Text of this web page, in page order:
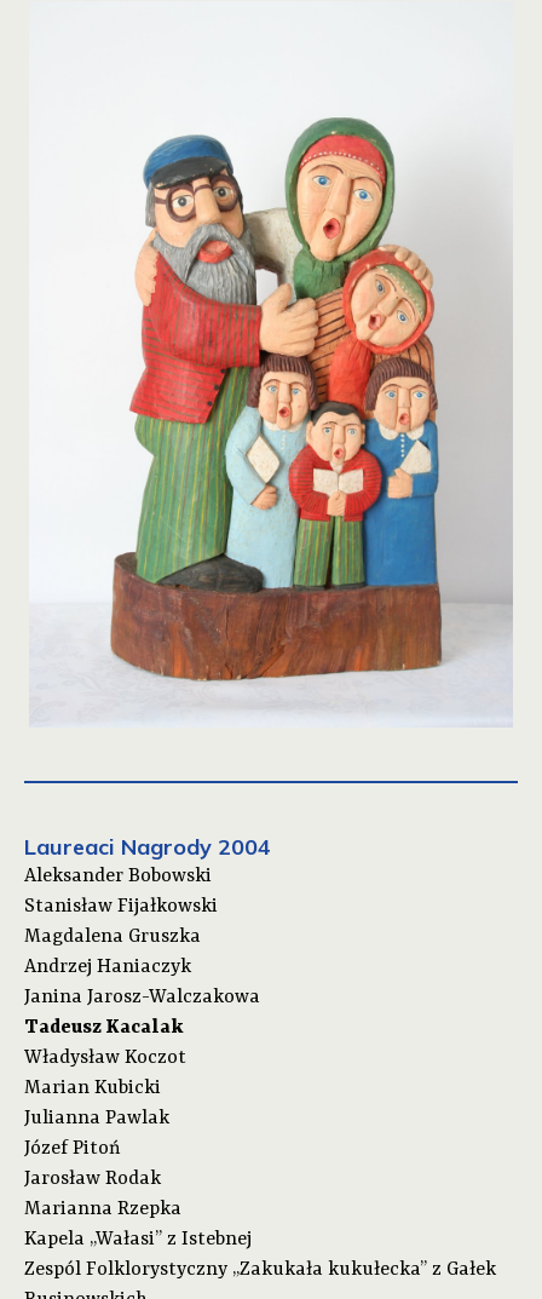
Laureaci Nagrody 2004
Aleksander Bobowski
Stanisław Fijałkowski
Magdalena Gruszka
Andrzej Haniaczyk
Janina Jarosz-Walczakowa
Tadeusz Kacalak
Władysław Koczot
Marian Kubicki
Julianna Pawlak
Józef Pitoń
Jarosław Rodak
Marianna Rzepka
Kapela „Wałasi” z Istebnej
Zespól Folklorystyczny „Zakukała kukułecka” z Gałek